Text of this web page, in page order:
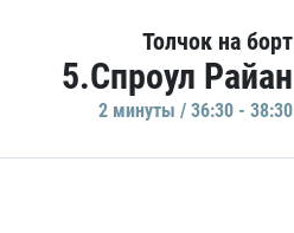
Толчок на борт
5.Спроул Райан
2 минуты / 36:30 - 38:30